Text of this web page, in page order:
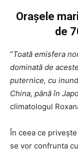
Orașele
de
”Toată emisfera
dominată de
puternice, cu
China, până în
climatologul
În ceea ce
se vor confrunta